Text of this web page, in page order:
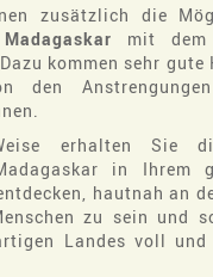
zusätzlich die
mit dem
kommen sehr gute
den
erhalten Sie
in Ihrem
hautnah an
zu sein und
Landes voll